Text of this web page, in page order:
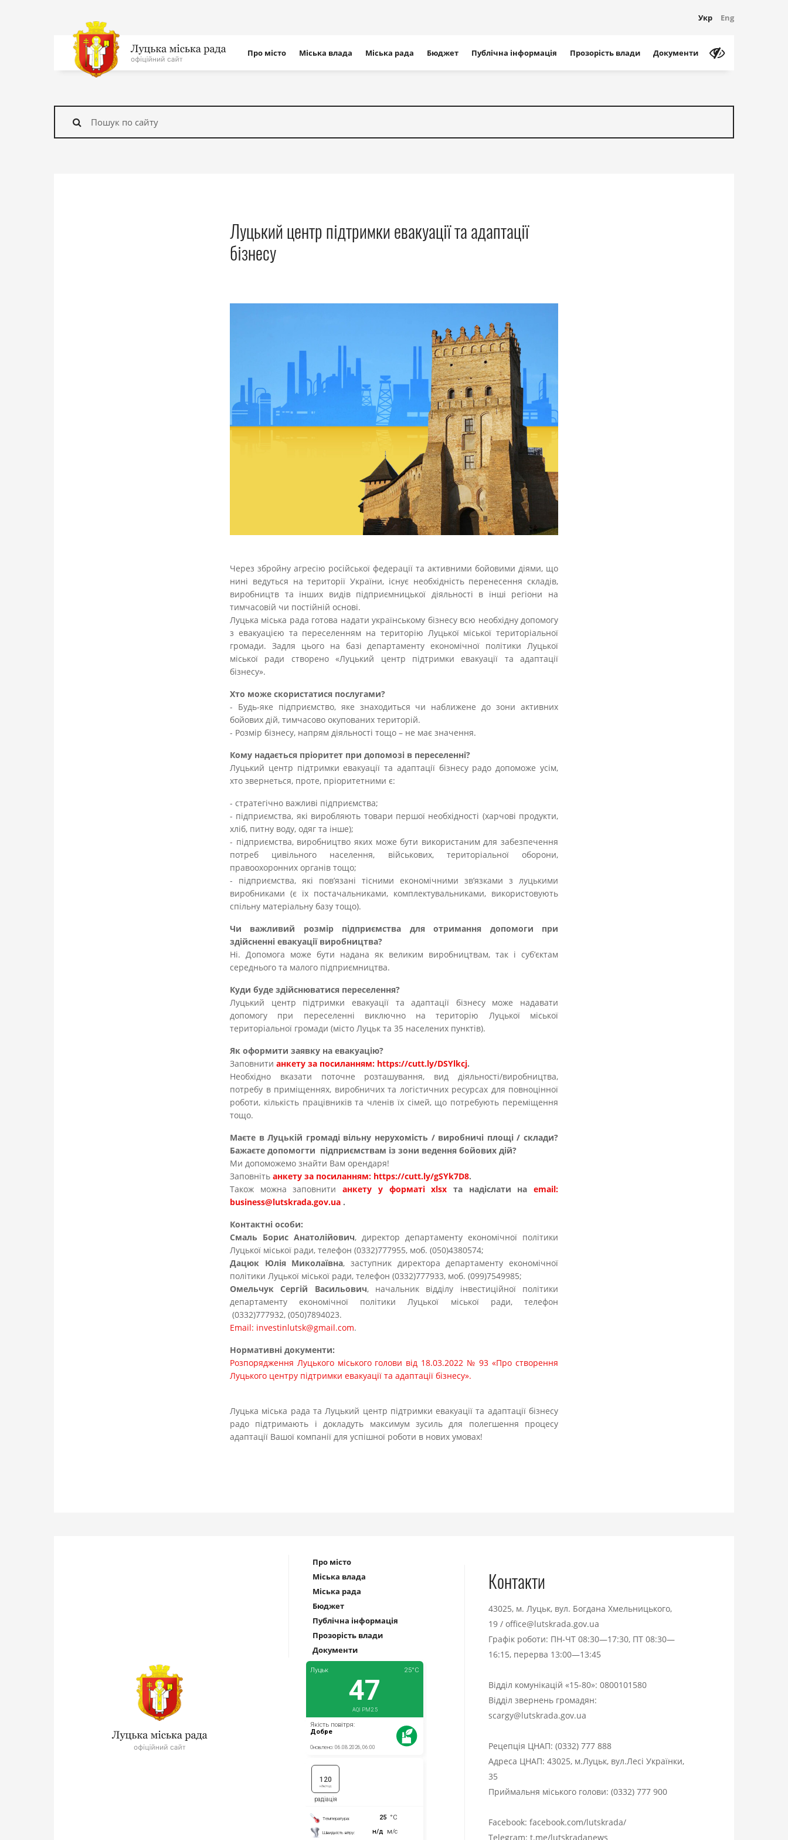
Укр Eng
На
головну
сайту
Про місто Міська влада Міська рада Бюджет Публічна інформація Прозорість влади Документи
Знайти
Луцький центр підтримки евакуації та адаптації
бізнесу
Через збройну агресію російської федерації та активними бойовими діями, що
нині ведуться на території України, існує необхідність перенесення складів,
виробництв та інших видів підприємницької діяльності в інші регіони на
тимчасовій чи постійній основі.
Луцька міська рада готова надати українському бізнесу всю необхідну допомогу
з евакуацією та переселенням на територію Луцької міської територіальної
громади. Задля цього на базі департаменту економічної політики Луцької
міської ради створено «Луцький центр підтримки евакуації та адаптації
бізнесу».
Хто може скористатися послугами?
- Будь-яке підприємство, яке знаходиться чи наближене до зони активних
бойових дій, тимчасово окупованих територій.
- Розмір бізнесу, напрям діяльності тощо – не має значення.
Кому надається пріоритет при допомозі в переселенні?
Луцький центр підтримки евакуації та адаптації бізнесу радо допоможе усім,
хто звернеться, проте, пріоритетними є:
- стратегічно важливі підприємства;
- підприємства, які виробляють товари першої необхідності (харчові продукти,
хліб, питну воду, одяг та інше);
- підприємства, виробництво яких може бути використаним для забезпечення
потреб цивільного населення, військових, територіальної оборони,
правоохоронних органів тощо;
- підприємства, які пов’язані тісними економічними зв’язками з луцькими
виробниками (є їх постачальниками, комплектувальниками, використовують
спільну матеріальну базу тощо).
Чи важливий розмір підприємства для отримання допомоги при
здійсненні евакуації виробництва?
Ні. Допомога може бути надана як великим виробництвам, так і суб’єктам
середнього та малого підприємництва.
Куди буде здійснюватися переселення?
Луцький центр підтримки евакуації та адаптації бізнесу може надавати
допомогу при переселенні виключно на територію Луцької міської
територіальної громади (місто Луцьк та 35 населених пунктів).
Як оформити заявку на евакуацію?
Заповнити анкету за посиланням: https://cutt.ly/DSYlkcj.
Необхідно вказати поточне розташування, вид діяльності/виробництва,
потребу в приміщеннях, виробничих та логістичних ресурсах для повноцінної
роботи, кількість працівників та членів їх сімей, що потребують переміщення
тощо.
Маєте в Луцькій громаді вільну нерухомість / виробничі площі / склади?
Бажаєте допомогти підприємствам із зони ведення бойових дій?
Ми допоможемо знайти Вам орендаря!
Заповніть анкету за посиланням: https://cutt.ly/gSYk7D8.
Також можна заповнити
анкету у форматі хlsx та надіслати наemail:
business@lutskrada.gov.ua .
Контактні особи:
Смаль Борис Анатолійович, директор департаменту економічної політики
Луцької міської ради, телефон (0332)777955, моб. (050)4380574;
Дацюк Юлія Миколаївна, заступник директора департаменту економічної
політики Луцької міської ради, телефон (0332)777933, моб. (099)7549985;
Омельчук Сергій Васильович, начальник відділу інвестиційної політики
департаменту економічної політики Луцької міської ради, телефон
(0332)777932, (050)7894023.
Email: investinlutsk@gmail.com.
Нормативні документи:
Розпорядження Луцького міського голови від 18.03.2022 № 93 «Про створення
Луцького центру підтримки евакуації та адаптації бізнесу».
Луцька міська рада та Луцький центр підтримки евакуації та адаптації бізнесу
радо підтримають і докладуть максимум зусиль для полегшення процесу
адаптації Вашої компанії для успішної роботи в нових умовах!
Про місто
Міська влада
Міська рада
Бюджет
Публічна інформація
Прозорість влади
Документи
Контакти
43025, м. Луцьк, вул. Богдана Хмельницького,
19 / office@lutskrada.gov.ua
Графік роботи: ПН-ЧТ 08:30—17:30, ПТ 08:30—
16:15, перерва 13:00—13:45
Відділ комунікацій «15-80»: 0800101580
Відділ звернень громадян:
scargy@lutskrada.gov.ua
Рецепція ЦНАП: (0332) 777 888
Адреса ЦНАП: 43025, м.Луцьк, вул.Лесі Українки,
35
Приймальня міського голови: (0332) 777 900
Facebook: facebook.com/lutskrada/
Telegram: t.me/lutskradanews